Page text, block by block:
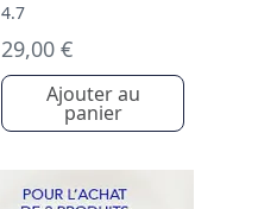
4.7
29,00 €
Ajouter au
panier